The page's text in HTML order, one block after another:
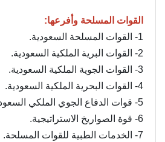
القوات المسلحة وأفرعها:
1- القوات المسلحة السعودية.
2- القوات البرية الملكية السعودية.
3- القوات الجوية الملكية السعودية.
4- القوات البحرية الملكية السعودية.
5- قوات الدفاع الجوي الملكي السعودي.
6- قوة الصواريخ الاستراتيجية.
7- الخدمات الطبية للقوات المسلحة.